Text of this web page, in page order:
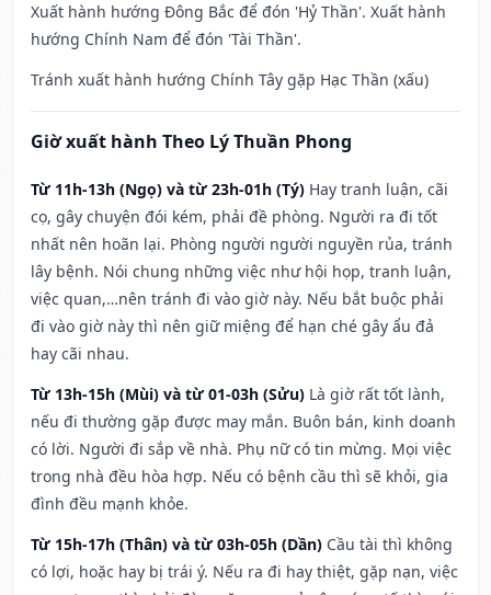
Xuất hành hướng Đông Bắc để đón 'Hỷ Thần'. Xuất hành
hướng Chính Nam để đón 'Tài Thần'.
Tránh xuất hành hướng Chính Tây gặp Hạc Thần (xấu)
Giờ xuất hành Theo Lý Thuần Phong
Từ 11h-13h (Ngọ) và từ 23h-01h (Tý) Hay tranh luận, cãi
cọ, gây chuyện đói kém, phải đề phòng. Người ra đi tốt
nhất nên hoãn lại. Phòng người người nguyền rủa, tránh
lây bệnh. Nói chung những việc như hội họp, tranh luận,
việc quan,…nên tránh đi vào giờ này. Nếu bắt buộc phải
đi vào giờ này thì nên giữ miệng để hạn ché gây ẩu đả
hay cãi nhau.
Từ 13h-15h (Mùi) và từ 01-03h (Sửu) Là giờ rất tốt lành,
nếu đi thường gặp được may mắn. Buôn bán, kinh doanh
có lời. Người đi sắp về nhà. Phụ nữ có tin mừng. Mọi việc
trong nhà đều hòa hợp. Nếu có bệnh cầu thì sẽ khỏi, gia
đình đều mạnh khỏe.
Từ 15h-17h (Thân) và từ 03h-05h (Dần) Cầu tài thì không
có lợi, hoặc hay bị trái ý. Nếu ra đi hay thiệt, gặp nạn, việc